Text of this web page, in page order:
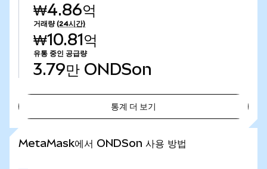
₩4.86억
거래량 (24시간)
₩10.81억
유통 중인 공급량
3.79만 ONDSon
통계 더 보기
MetaMask에서 ONDSon 사용 방법